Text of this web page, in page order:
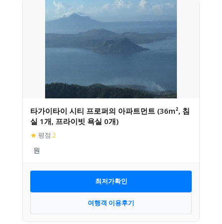
타가이타이 시티 프로퍼의 아파트먼트 (36m², 침
실 1개, 프라이빗 욕실 0개)
★ 평점 2
최저가확인
여행객 이용후기